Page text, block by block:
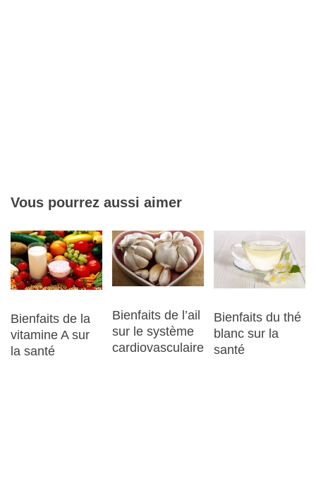
Vous pourrez aussi aimer
Bienfaits de la
vitamine A sur
la santé
Bienfaits de l’ail
sur le système
cardiovasculaire
Bienfaits du thé
blanc sur la
santé